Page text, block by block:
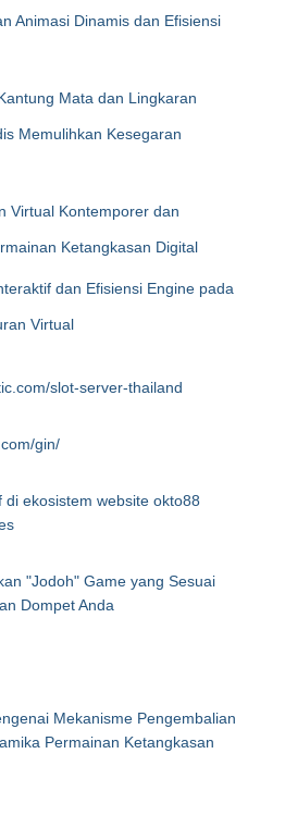
Animasi Dinamis dan Efisiensi
Mata dan Lingkaran
Memulihkan Kesegaran
Virtual Kontemporer dan
Ketangkasan Digital
dan Efisiensi Engine pada
Virtual
slot-server-thailand
gin/
ekosistem website okto88
"Jodoh" Game yang Sesuai
Dompet Anda
Mekanisme Pengembalian
Permainan Ketangkasan